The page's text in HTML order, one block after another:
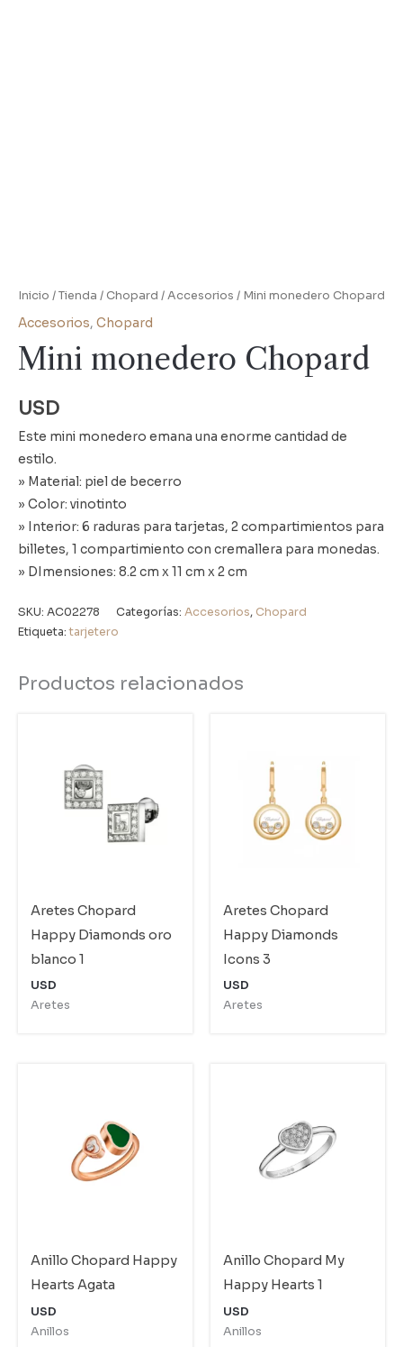
Inicio /Tienda / Chopard /Accesorios / Mini monedero Chopard
Accesorios, Chopard
Mini monedero Chopard
USD
Este mini monedero emana una enorme cantidad de
estilo.
» Material: piel de becerro
» Color: vinotinto
» Interior: 6 raduras para tarjetas, 2 compartimientos para
billetes, 1 compartimiento con cremallera para monedas.
» DImensiones: 8.2 cm x 11 cm x 2 cm
SKU: AC02278 Categorías: Accesorios, Chopard
Etiqueta:tarjetero
Productos relacionados
Aretes Chopard
Happy Diamonds oro
blanco 1
USD
Aretes
Aretes Chopard
Happy Diamonds
Icons 3
USD
Aretes
Anillo Chopard Happy
Hearts Agata
USD
Anillos
Anillo Chopard My
Happy Hearts 1
USD
Anillos